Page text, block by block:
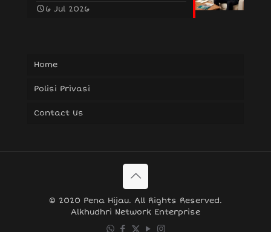
6 Jul 2026
Home
Polisi Privasi
Contact Us
© 2020 Pena Hijau. All Rights Reserved.
Alkhudhri Network Enterprise